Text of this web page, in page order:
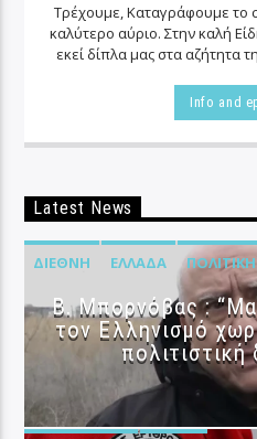
Τρέχουμε, Καταγράφουμε το
καλύτερο αύριο. Στην καλή Είδηση, γιατί υπάρχει κι αυτή…
εκεί δίπλα μας στα αζήτητα
Info and
Latest News
ΔΙΕΘΝΉ ΕΛΛΆΔΑ ΠΟΛΙΤΙΚΉ
B. Μπορνόβας :
τον Ελληνισμό